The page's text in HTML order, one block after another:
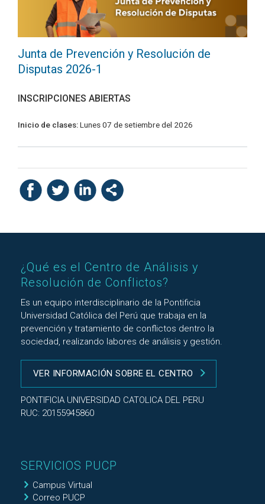
Junta de Prevención y Resolución de
Disputas 2026-1
INSCRIPCIONES ABIERTAS
Inicio de clases:Lunes 07 de setiembre del 2026
¿Qué es el Centro de Análisis y
Resolución de Conflictos?
Es un equipo interdisciplinario de la Pontificia
Universidad Católica del Perú que trabaja en la
prevención y tratamiento de conflictos dentro la
sociedad, realizando labores de análisis y gestión.
VER INFORMACIÓN SOBRE EL CENTRO
PONTIFICIA UNIVERSIDAD CATOLICA DEL PERU
RUC: 20155945860
SERVICIOS PUCP
Campus Virtual
Correo PUCP